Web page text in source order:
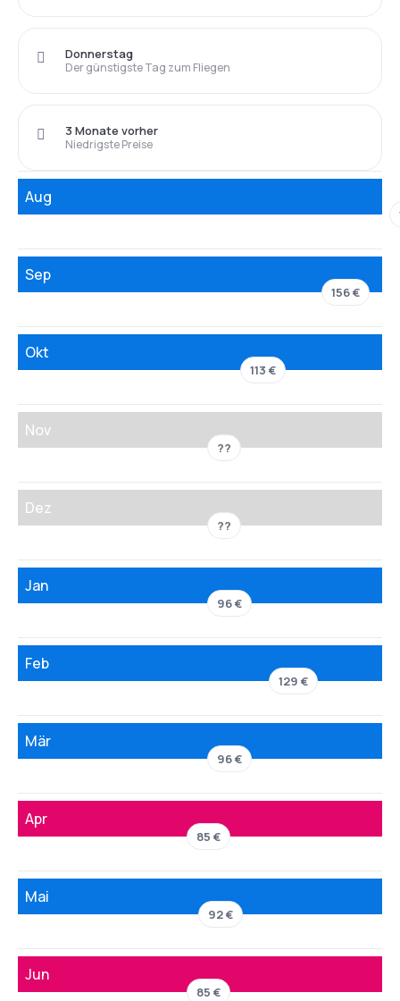
Der günstigste Tag zum Fliegen
Donnerstag
Niedrigste Preise
3 Monate vorher
Aug
Sep
156 €
Okt
113 €
Nov
??
Dez
??
Jan
96 €
Feb
129 €
Mär
96 €
Apr
85 €
Mai
92 €
Jun
85 €